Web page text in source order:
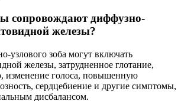
сопровождают диффузно-
железы?
узлового зоба могут включать
железы, затрудненное глотание,
изменение голоса, повышенную
сердцебиение и другие симптомы,
дисбалансом.